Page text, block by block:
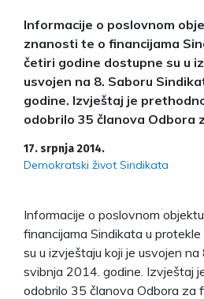
Informacije o poslovnom
znanosti te o financijama
četiri godine dostupne su u
usvojen na 8. Saboru
godine. Izvještaj je
odobrilo 35 članova Odbora
17. srpnja 2014.
Demokratski život Sindikata
Informacije o poslovnom
financijama Sindikata u
su u izvještaju koji je usvojen na
svibnja 2014. godine. Izvještaj
odobrilo 35 članova Odbora za